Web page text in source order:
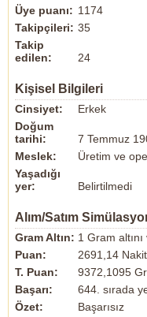
Üye puanı: 1174
Takipçileri: 35
Takip
edilen:
24
Kişisel Bilgileri
Cinsiyet:
Erkek
Doğum
tarihi:
7 Temmuz
Meslek:
Üretim ve
Yaşadığı
yer:
Belirtilmedi
Alım/Satım
Gram Altın: 1 Gram altını
Puan:
2691,14
T. Puan:
9372,1095
Başarı:
644. sırada
Özet:
Başarısız